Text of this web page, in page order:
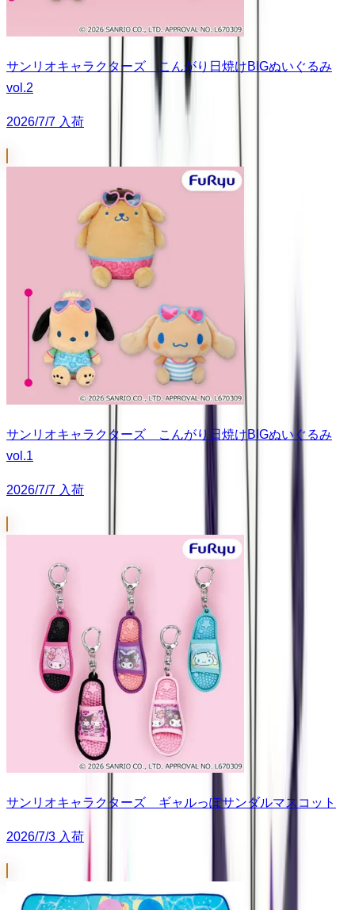
サンリオキャラクターズ こんがり日焼けBIGぬいぐるみ
vol.2
2026/7/7 入荷
サンリオキャラクターズ こんがり日焼けBIGぬいぐるみ
vol.1
2026/7/7 入荷
サンリオキャラクターズ ギャルっぽサンダルマスコット
2026/7/3 入荷